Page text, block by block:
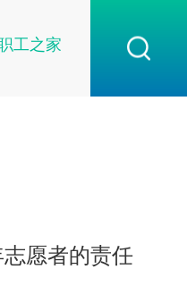
工之家
愿者的责任